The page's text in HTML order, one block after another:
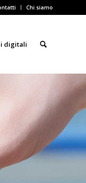
Chi siamo
digitali